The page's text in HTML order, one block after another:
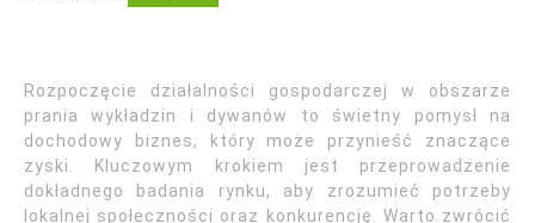
Rozpoczęcie działalności gospodarczej w obszarze
prania wykładzin i dywanów to świetny pomysł na
dochodowy biznes, który może przynieść znaczące
zyski. Kluczowym krokiem jest przeprowadzenie
dokładnego badania rynku, aby zrozumieć potrzeby
lokalnej społeczności oraz konkurencję. Warto zwrócić